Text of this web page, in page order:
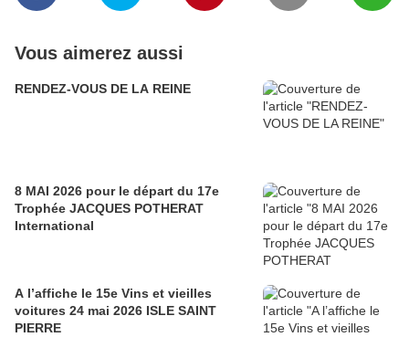
Vous aimerez aussi
RENDEZ-VOUS DE LA REINE
8 MAI 2026 pour le départ du 17e
Trophée JACQUES POTHERAT
International
A l’affiche le 15e Vins et vieilles
voitures 24 mai 2026 ISLE SAINT
PIERRE